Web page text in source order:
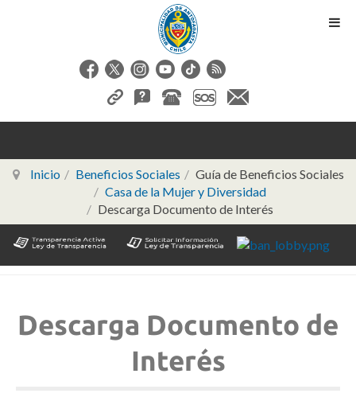
Inicio Beneficios Sociales
Guía de Beneficios Sociales
Casa de la Mujer y Diversidad
Descarga Documento de Interés
Descarga Documento de
Interés